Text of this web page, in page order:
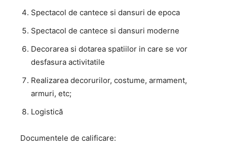
Spectacol de cantece si dansuri de epoca
Spectacol de cantece si dansuri moderne
Decorarea si dotarea spatiilor in care se vor
desfasura activitatile
Realizarea decorurilor, costume, armament,
armuri, etc;
Logistică
Documentele de calificare: